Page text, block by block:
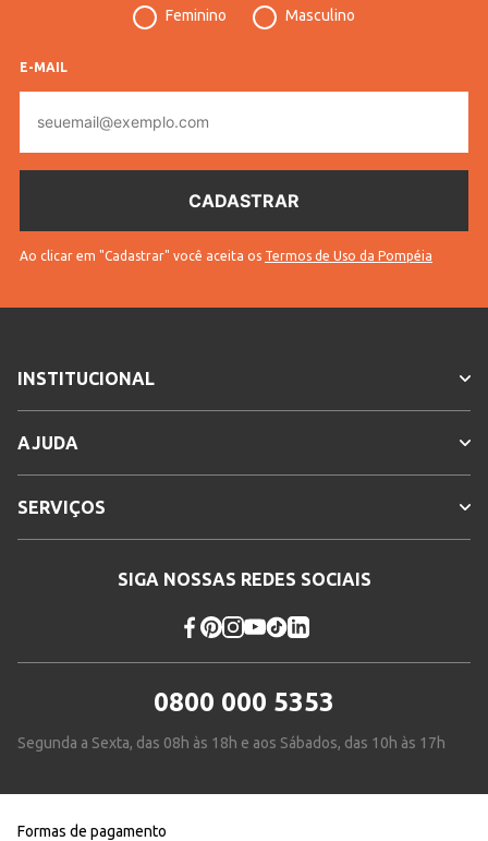
Moletom
Cores
Feminino Masculino
E-MAIL
mail
Ao clicar em "Cadastrar" você aceita os Termos de Uso da Pompéia
INSTITUCIONAL
AJUDA
SERVIÇOS
SIGA NOSSAS REDES SOCIAIS
0800 000 5353
Segunda a Sexta, das 08h às 18h e aos Sábados, das 10h às 17h
Formas de pagamento